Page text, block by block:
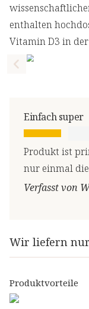
enthalten
Vitamin D3 in
Previous slide
Einfach super
Produkt ist
nur einmal
Verfasst von
Wir liefern
Produktvorteile